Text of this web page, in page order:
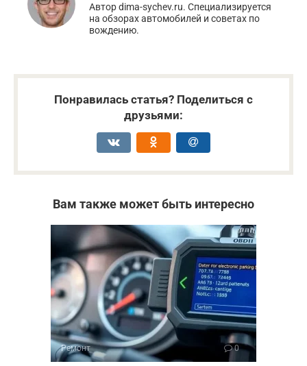
Автор dima-sychev.ru. Специализируется
на обзорах автомобилей и советах по
вождению.
Понравилась статья? Поделиться с
друзьями:
Вам также может быть интересно
Ремонт 0